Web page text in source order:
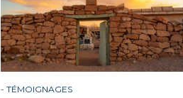
- TÉMOIGNAGES